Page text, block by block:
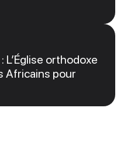
orthodoxe
Africains pour